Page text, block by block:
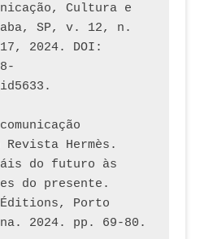
Cultura e
SP, v. 12, n.
2024. DOI:
Hermès.
do futuro às
do presente.
Éditions, Porto